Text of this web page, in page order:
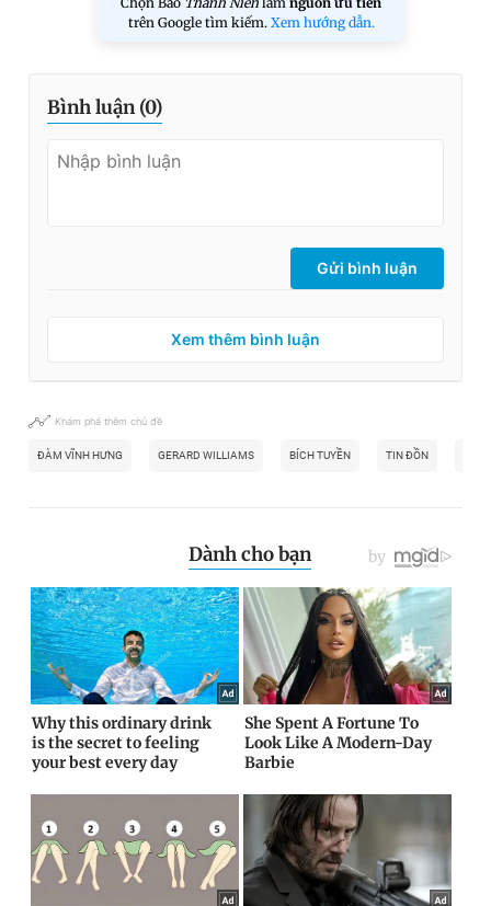
trên Google tìm kiếm. Xem hướng dẫn.
Bình luận (0)
Gửi bình luận
Xem thêm bình luận
Khám phá thêm chủ đề
ĐÀM VĨNH HƯNG GERARD WILLIAMS BÍCH TUYỀN TIN ĐỒN